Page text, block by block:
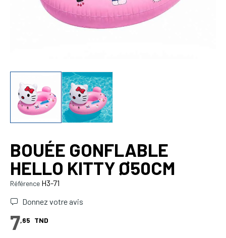
BOUÉE GONFLABLE
HELLO KITTY Ø50CM
Référence H3-71
Donnez votre avis
7,65 TND